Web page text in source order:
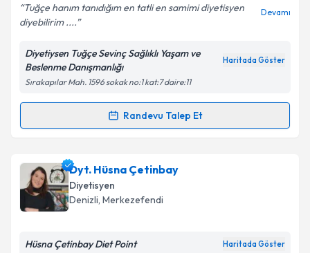
Kişisel verilerimin işlenmesine ilişkin
Aydınlatma
Metni'ni okudum ve kişisel verilerimin belirtilen
kapsamda işlenmesini kabul ediyorum.
Takvim Talebini Gönder
Tuğçe hanım tanıdığım en tatli en samimi diyetisyen
diyebilirim ....
Devamı
Diyetiysen Tuğçe Sevinç Sağlıklı Yaşam ve
Beslenme Danışmanlığı
Haritada Göster
Sırakapılar Mah. 1596 sokak no:1 kat:7 daire:11
Randevu Talep Et
Randevu Takvimi Talebi
Dyt. Tuğçe Sevinçiçin randevu takvimi talebi
oluşturun. Size bu uzmandan randevu almanız için bir
takvim hazırlandığında e-posta ile bilgilendireceğiz.
Dyt. Hüsna Çetinbay
Diyetisyen
Denizli, Merkezefendi
Hüsna Çetinbay Diet Point Haritada Göster